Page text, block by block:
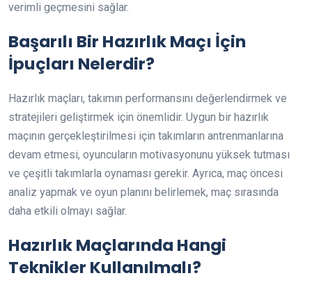
verimli geçmesini sağlar.
Başarılı Bir Hazırlık Maçı İçin
İpuçları Nelerdir?
Hazırlık maçları, takımın performansını değerlendirmek ve
stratejileri geliştirmek için önemlidir. Uygun bir hazırlık
maçının gerçekleştirilmesi için takımların antrenmanlarına
devam etmesi, oyuncuların motivasyonunu yüksek tutması
ve çeşitli takımlarla oynaması gerekir. Ayrıca, maç öncesi
analiz yapmak ve oyun planını belirlemek, maç sırasında
daha etkili olmayı sağlar.
Hazırlık Maçlarında Hangi
Teknikler Kullanılmalı?